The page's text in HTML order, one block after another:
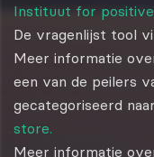
Instituut for
De vragenlijst tool
Meer informatie
een van de peilers
gecategoriseerd
store.
Meer informatie